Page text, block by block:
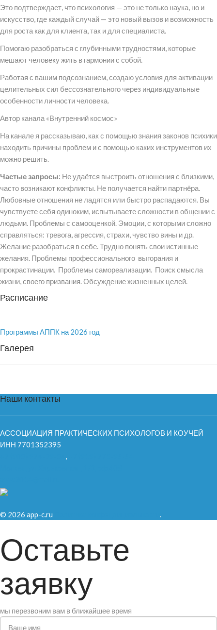
Это подтверждает, что психология — это не только наука, но и
искусство, где каждый случай — это новый вызов и возможность
для роста как для клиента, так и для специалиста.
Помогаю разобраться с глубинными трудностями, которые
мешают человеку жить в гармонии с собой.
Работая с вашим подсознанием, создаю условия для активации
целительных сил бессознательного через индивидуальные
особенности личности человека.
Автор канала «Внутренний космос»
На канале я рассказываю, как с помощью знания законов психики
находить причины проблем и с помощью каких инструментов их
можно решить.
Частые запросы: Не удаётся выстроить отношения с близкими,
часто возникают конфликты. Не получается найти партнёра.
Любовные отношения не ладятся или быстро распадаются. Вы
чувствуете себя одиноким, испытываете сложности в общении с
людьми. Проблемы с самооценкой. Эмоции, с которыми сложно
справляться: тревога, агрессия, страхи, чувство вины и др.
Желание разобраться в себе. Трудно понять свои истинные
желания. Проблемы профессионального выгорания и
прокрастинации. Проблемы самореализации. Поиск смысла
жизни, своего призвания. Обсуждение жизненных целей.
Расписание
Программы АППК на 2026 год
Галерея
Наши контакты
АССОЦИАЦИЯ ПРАКТИЧЕСКИХ ПСИХОЛОГОВ И КОУЧЕЙ
ИНН 7701352395
,
© 2026 app-c.ru .
Оставьте
заявку
мы перезвоним вам в ближайшее время